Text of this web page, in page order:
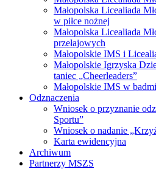
Małopolska Licealiada
w piłce nożnej
Małopolska Licealiada
przełajowych
Małopolskie IMS i
Małopolskie Igrzyska
taniec „Cheerleaders”
Małopolskie IMS w
Odznaczenia
Wniosek o przyznanie
Sportu”
Wniosek o nadanie
Karta ewidencyjna
Archiwum
Partnerzy MSZS